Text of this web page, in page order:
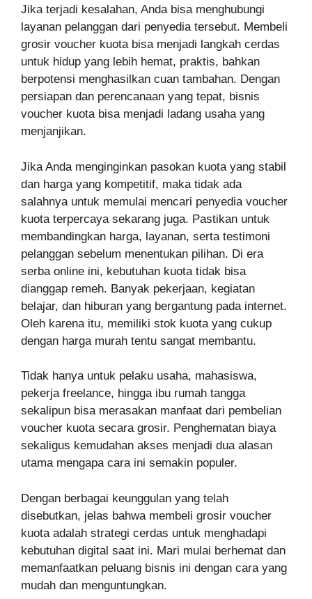
Jika terjadi kesalahan, Anda bisa menghubungi
layanan pelanggan dari penyedia tersebut. Membeli
grosir voucher kuota bisa menjadi langkah cerdas
untuk hidup yang lebih hemat, praktis, bahkan
berpotensi menghasilkan cuan tambahan. Dengan
persiapan dan perencanaan yang tepat, bisnis
voucher kuota bisa menjadi ladang usaha yang
menjanjikan.
Jika Anda menginginkan pasokan kuota yang stabil
dan harga yang kompetitif, maka tidak ada
salahnya untuk memulai mencari penyedia voucher
kuota terpercaya sekarang juga. Pastikan untuk
membandingkan harga, layanan, serta testimoni
pelanggan sebelum menentukan pilihan. Di era
serba online ini, kebutuhan kuota tidak bisa
dianggap remeh. Banyak pekerjaan, kegiatan
belajar, dan hiburan yang bergantung pada internet.
Oleh karena itu, memiliki stok kuota yang cukup
dengan harga murah tentu sangat membantu.
Tidak hanya untuk pelaku usaha, mahasiswa,
pekerja freelance, hingga ibu rumah tangga
sekalipun bisa merasakan manfaat dari pembelian
voucher kuota secara grosir. Penghematan biaya
sekaligus kemudahan akses menjadi dua alasan
utama mengapa cara ini semakin populer.
Dengan berbagai keunggulan yang telah
disebutkan, jelas bahwa membeli grosir voucher
kuota adalah strategi cerdas untuk menghadapi
kebutuhan digital saat ini. Mari mulai berhemat dan
memanfaatkan peluang bisnis ini dengan cara yang
mudah dan menguntungkan.